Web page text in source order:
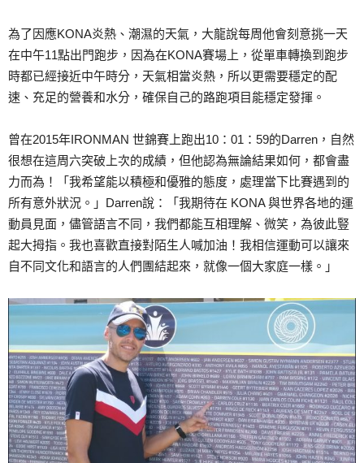
為了因應KONA炎熱、潮濕的天氣，大龍說每周他會刻意挑一天
在中午11點出門跑步，因為在KONA賽場上，從單車轉換到跑步
時都已經接近中午時分，天氣相當炎熱，所以更需要穩定的配
速、充足的營養和水分，確保自己的路跑項目能穩定發揮。
曾在2015年IRONMAN 世錦賽上跑出10：01：59的Darren，自然
很想在這周六突破上次的成績，但他認為無論結果如何，都會盡
力而為！「我希望能以積極和優雅的態度，處理當下比賽遇到的
所有意外狀況。」Darren說：「我期待在 KONA 與世界各地的運
動員見面，儘管語言不同，我們都能互相理解、微笑，為彼此豎
起大拇指。我也喜歡直接對陌生人喊加油！我相信運動可以讓來
自不同文化和語言的人們團結起來，就像一個大家庭一樣。」